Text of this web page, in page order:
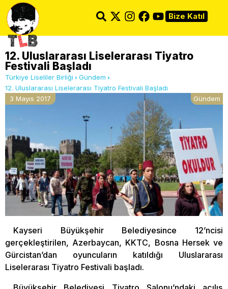
Bize Katıl
12. Uluslararası Liselerarası Tiyatro
Festivali Başladı
Türkiye Liseliler Birliği
Gündem
12. Uluslararası Liselerarası Tiyatro Festivali Başladı
3 Mayıs 2017
Gündem
Kayseri Büyükşehir Belediyesince 12’ncisi
gerçekleştirilen, Azerbaycan, KKTC, Bosna Hersek ve
Gürcistan’dan oyuncuların katıldığı Uluslararası
Liselerarası Tiyatro Festivali başladı.